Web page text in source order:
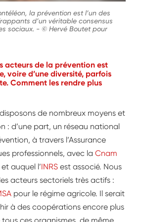
la prévention est l’un des
d’un véritable consensus
sociaux. - © Hervé Boutet pour
acteurs de la prévention est
voire d’une diversité, parfois
Comment les rendre plus
de nombreux moyens et
: d’une part, un réseau national
à travers l’Assurance
professionnels, avec la Cnam
auquel l’INRS est associé. Nous
acteurs sectoriels très actifs :
pour le régime agricole. Il serait
à des coopérations encore plus